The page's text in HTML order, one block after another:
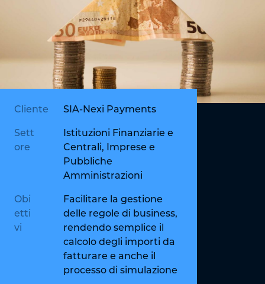
Cliente SIA-Nexi Payments
Sett
ore
Istituzioni Finanziarie e
Centrali, Imprese e
Pubbliche
Amministrazioni
Obi
etti
vi
Facilitare la gestione
delle regole di business,
rendendo semplice il
calcolo degli importi da
fatturare e anche il
processo di simulazione